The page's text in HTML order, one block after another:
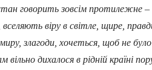
говорить зовсім протилежне –
віру в світле, щире,
злагоди, хочеться, щоб не було
дихалося в рідній країні